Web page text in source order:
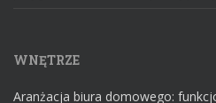
WNĘTRZE
Aranżacja biura domowego: